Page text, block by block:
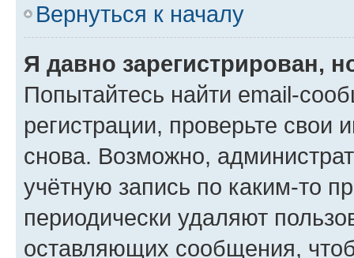
Вернуться к началу
Я давно зарегистрирован,
Попытайтесь найти email-
регистрации, проверьте свои
снова. Возможно,
учётную запись по каким-то
периодически удаляют
оставляющих сообщения,